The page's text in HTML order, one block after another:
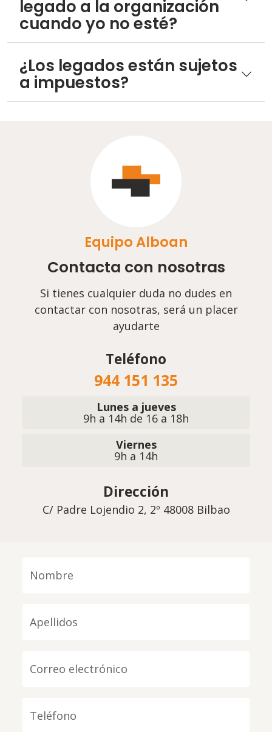
legado a la organización
cuando yo no esté?
¿Los legados están sujetos
a impuestos?
Equipo Alboan
Contacta con nosotras
Si tienes cualquier duda no dudes en
contactar con nosotras, será un placer
ayudarte
Teléfono
944 151 135
Lunes a jueves
9h a 14h de 16 a 18h
Viernes
9h a 14h
Dirección
C/ Padre Lojendio 2, 2º 48008 Bilbao